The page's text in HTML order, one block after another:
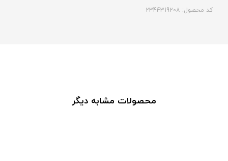
کد محصول: 2344319208
محصولات مشابه دیگر